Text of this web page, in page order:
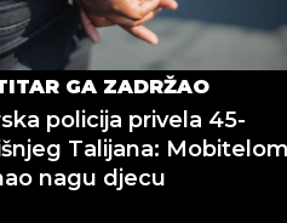
GA ZADRŽAO
policija privela 45-
Talijana: Mobitelom
nagu djecu